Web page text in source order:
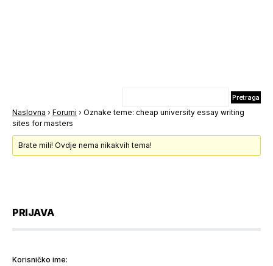
Naslovna › Forumi › Oznake teme: cheap university essay writing
sites for masters
Brate mili! Ovdje nema nikakvih tema!
PRIJAVA
Korisničko ime: